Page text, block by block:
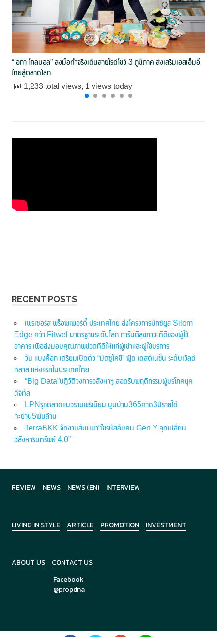
“เอกา โกลบอล” ลงมือทำจริงเดินสายโรด์โชว์ 3 ภูมิภาค ส่งเสริมเอสเอ็มอี
ไทยสู้ตลาดโลก
1,233 total views, 1 views today
RECENT POSTS
เฟรเซอร์ส พร็อพเพอร์ตี้ ประเทศไทย ส่งโครงการมิกซ์ยูส Silom
Edge คว้า Fitwel มาตรฐานระดับโลก การันตีสุขภาวะที่ดีของผู้ใช้
อาคาร เพื่อส่งมอบคุณภาพชีวิตที่ดีให้แก่ผู้เช่าและผู้ใช้บริการ
วัน แบงค็อก เตรียมเปิดตัว “มิตซูโคชิ” ฟู้ด เดสติเนชั่น ระดับเวิลด์
คลาส แห่งแรกในประเทศไทย
“Big Data”ปฏิวัติวงการอสังหาฯ สอดรับพฤติกรรมผู้บริโภคยุค
ดิจิทัล
LPNรุกตลาดแนวราบพรีเมี่ยม บูมบ้าน365คาด3ปีรายได้
ทะยาน5พันล้าน
TerraBKK จัดงานสัมมนา“ไขรหัสลับคน Gen Y จุดเปลี่ยน
อสังหาริมทรัพย์ 4.0”
REVIEW NEWS NEWS (EN) INTERVIEW
LIVING IN STYLE ARTICLE PROMOTION INVESTMENT
ABOUT US
CONTACT US
Facebook
@propdna